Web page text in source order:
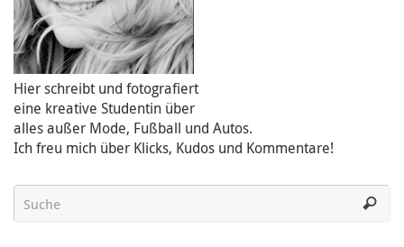
Hier schreibt und fotografiert
eine kreative Studentin über
alles außer Mode, Fußball und Autos.
Ich freu mich über Klicks, Kudos und Kommentare!